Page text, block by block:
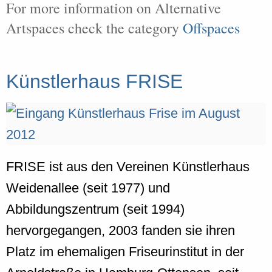
For more information on Alternative
Artspaces check the categoryOffspaces
Künstlerhaus FRISE
FRISE ist aus den Vereinen Künstlerhaus
Weidenallee (seit 1977) und
Abbildungszentrum (seit 1994)
hervorgegangen, 2003 fanden sie ihren
Platz im ehemaligen Friseurinstitut in der